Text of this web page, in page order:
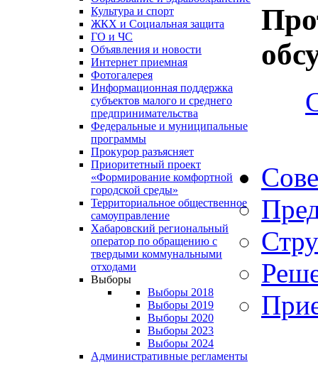
Культура и спорт
ЖКХ и Социальная защита
ГО и ЧС
Объявления и новости
Интернет приемная
Фотогалерея
Информационная поддержка
субъектов малого и среднего
предпринимательства
Федеральные и муниципальные
программы
Прокурор разъясняет
Приоритетный проект
«Формирование комфортной
городской среды»
Территориальное общественное
самоуправление
Хабаровский региональный
оператор по обращению с
твердыми коммунальными
отходами
Выборы
Выборы 2018
Выборы 2019
Выборы 2020
Выборы 2023
Выборы 2024
Административные регламенты